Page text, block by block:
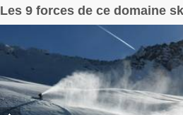
Les 9 forces de ce domaine